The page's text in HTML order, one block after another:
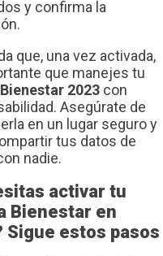
y confirma la
que, una vez activada,
que manejes tu
2023 con
Asegúrate de
en un lugar seguro y
tus datos de
nadie.
activar tu
Bienestar en
Sigue estos pasos